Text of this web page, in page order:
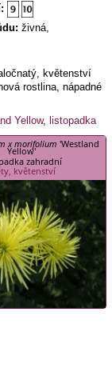
živná,
květenství
rostlina, nápadné
Yellow, listopadka
x morifolium 'Westland
Yellow'
zahradní
květenství